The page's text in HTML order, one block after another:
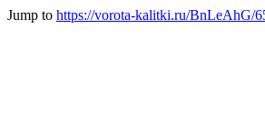
Jump to https://vorota-kalitki.ru/BnLeAhG/